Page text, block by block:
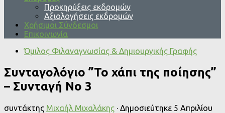
Προκηρύξεις εκδρομών
Αξιολογήσεις εκδρομών
Χρήσιμοι Σύνδεσμοι
Επικοινωνία
Όμιλος Φιλαναγνωσίας & Δημιουργικής Γραφής
Συνταγολόγιο ”Το χάπι της ποίησης”
– Συνταγή Νο 3
συντάκτης Μιχαήλ Μιχαλάκης · Δημοσιεύτηκε 5 Απριλίου